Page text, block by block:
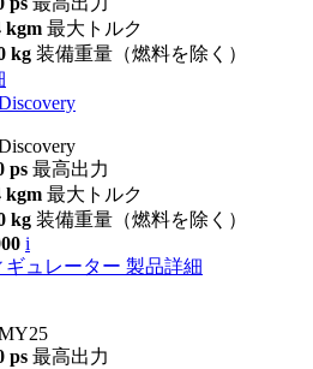
kgm 最大トルク
kg 装備重量（燃料を除く）
ps 最高出力
kgm 最大トルク
kg 装備重量（燃料を除く）
i
ギュレーター 製品詳細
ps 最高出力